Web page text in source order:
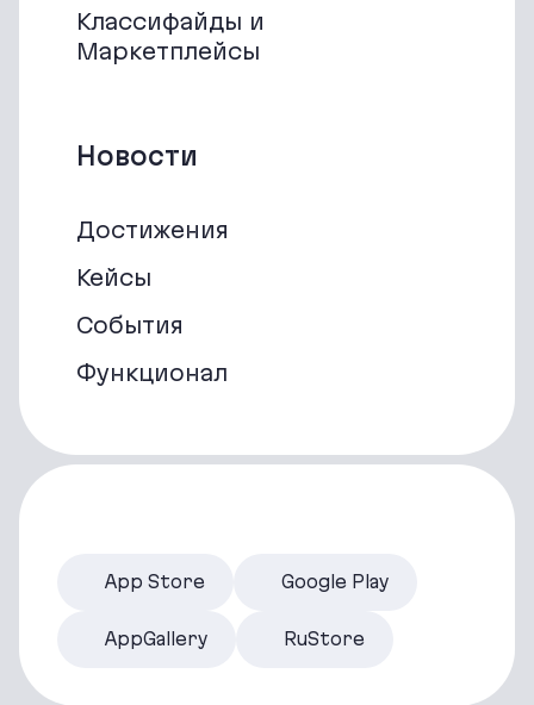
Классифайды и
Маркетплейсы
Новости
Достижения
Кейсы
События
Функционал
App Store Google Play
AppGallery RuStore